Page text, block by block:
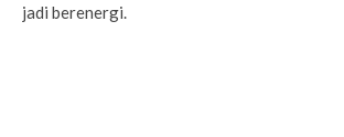
jadi berenergi.